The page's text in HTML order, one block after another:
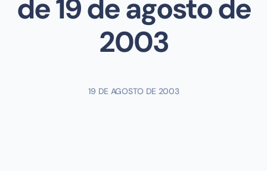
de 19 de agosto de
2003
19 DE AGOSTO DE 2003